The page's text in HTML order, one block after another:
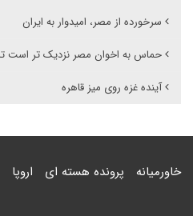
سرخورده از مصر، امیدوار به ایران
حماس به اخوان مصر نزدیک تر است
آینده غزه روی میز قاهره
خاورمیانه پرونده هسته ای اروپا